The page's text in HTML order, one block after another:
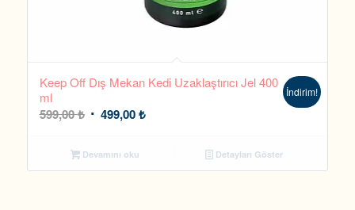
Keep Off Dış Mekan Kedi Uzaklaştırıcı Jel 400
ml
599,00₺ Orijinal
599,00 ₺.
499,00₺Şu
499,00 ₺.
İndirim!
Devamını oku Detayları Göster